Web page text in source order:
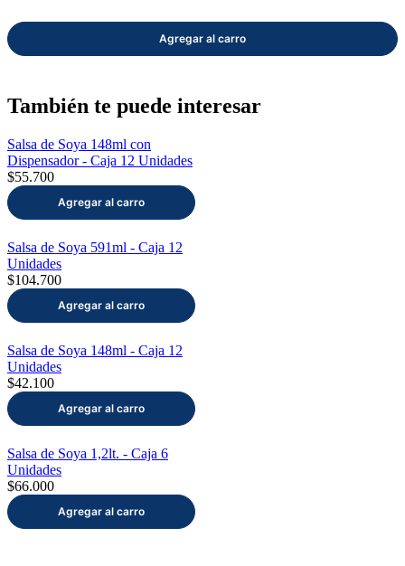
Información
También te puede interesar
Salsa de Soya 148ml con
Dispensador - Caja 12 Unidades
$55.700
Salsa de Soya 591ml - Caja 12
Unidades
$104.700
Salsa de Soya 148ml - Caja 12
Unidades
$42.100
Salsa de Soya 1,2lt. - Caja 6
Unidades
$66.000